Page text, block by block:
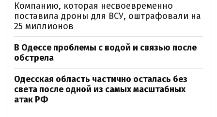
Компанию, которая несвоевременно
поставила дроны для ВСУ, оштрафовали на
25 миллионов
В Одессе проблемы с водой и связью после
обстрела
Одесская область частично осталась без
света после одной из самых масштабных
атак РФ